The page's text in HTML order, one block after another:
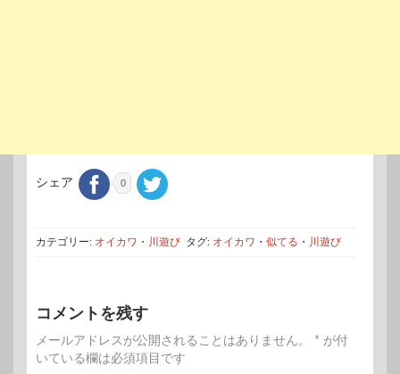
シェア 0
カテゴリー: オイカワ ・ 川遊び タグ: オイカワ ・ 似てる ・ 川遊び
コメントを残す
メールアドレスが公開されることはありません。 * が付
いている欄は必須項目です